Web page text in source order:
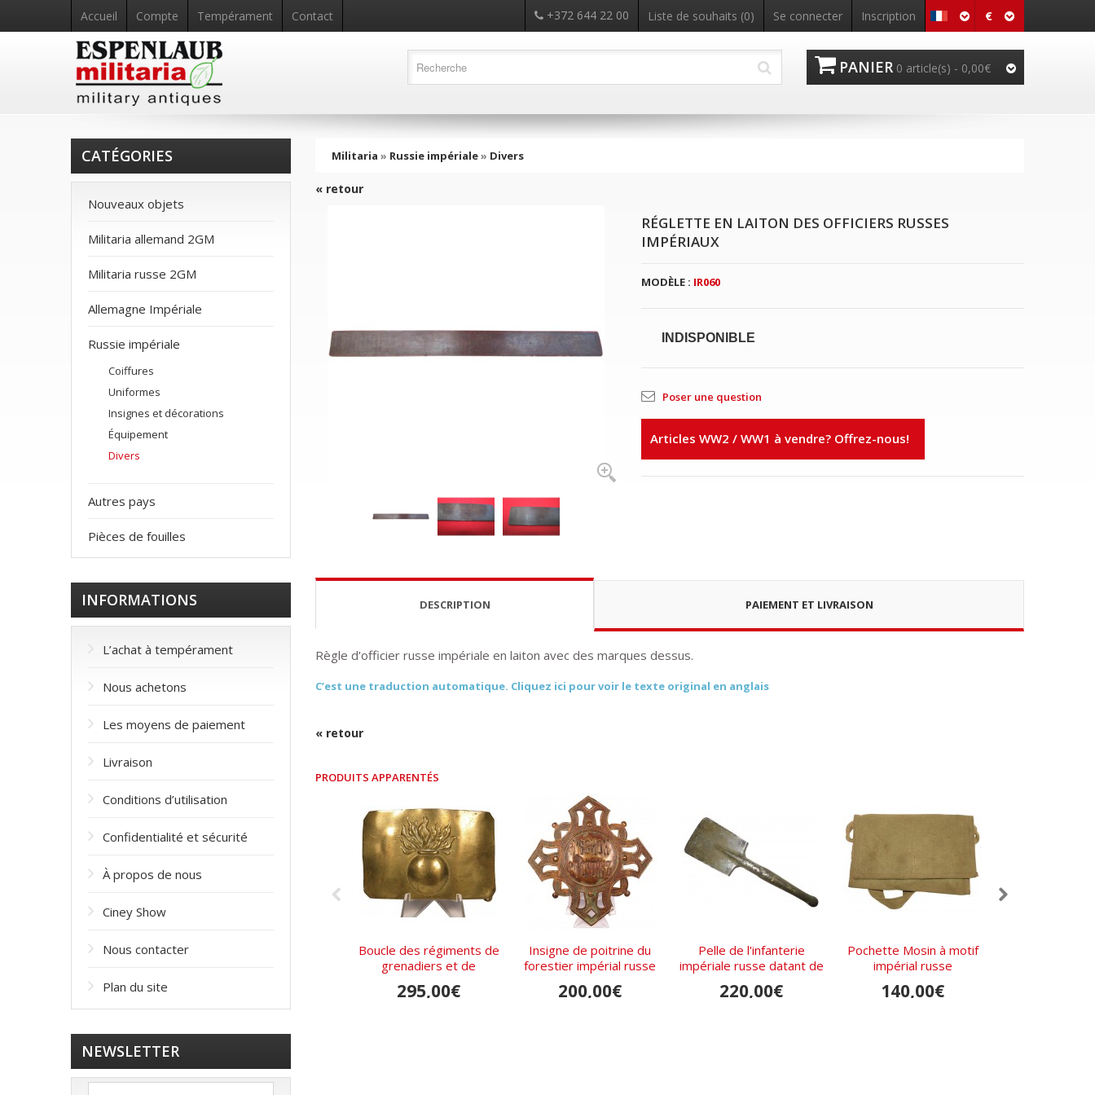
€
Accueil Compte Tempérament Contact +372 644 22 00 Liste de souhaits (0) Se connecter Inscription
PANIER 0 article(s) - 0,00€
Militaria » Russie impériale» Divers
« retour
RÉGLETTE EN LAITON DES OFFICIERS RUSSES
IMPÉRIAUX
MODÈLE : IR060
INDISPONIBLE
Poser une question
Articles WW2 / WW1 à vendre? Offrez-nous!
DESCRIPTION PAIEMENT ET LIVRAISON
Règle d'officier russe impériale en laiton avec des marques dessus.
C’est une traduction automatique. Cliquez ici pour voir le texte original en anglais
« retour
PRODUITS APPARENTÉS
Boucle des régiments de
grenadiers et de
cuirassiers de l'armée
impériale russe, modèle
295,00€
Insigne de poitrine du
forestier impérial russe
200,00€
Pelle de l'infanterie
impériale russe datant de
1915
220,00€
Pochette Mosin à motif
impérial russe
140,00€
CATÉGORIES
Nouveaux objets
Militaria allemand 2GM
Militaria russe 2GM
Allemagne Impériale
Russie impériale
Coiffures
Uniformes
Insignes et décorations
Équipement
Divers
Autres pays
Pièces de fouilles
INFORMATIONS
L’achat à tempérament
Nous achetons
Les moyens de paiement
Livraison
Conditions d’utilisation
Confidentialité et sécurité
À propos de nous
Ciney Show
Nous contacter
Plan du site
NEWSLETTER